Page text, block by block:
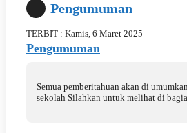
Pengumuman
TERBIT : Kamis, 6 Maret 2025
Pengumuman
Semua pemberitahuan akan di
sekolah Silahkan untuk melihat di